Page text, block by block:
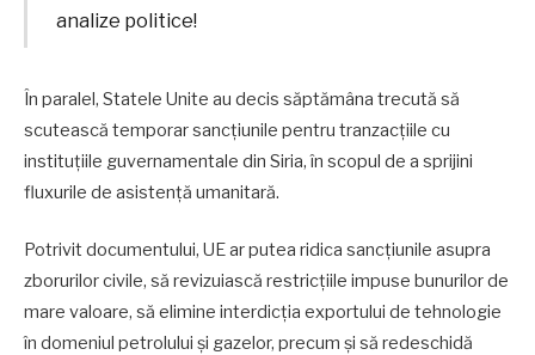
analize politice!
În paralel, Statele Unite au decis săptămâna trecută să
scutească temporar sancţiunile pentru tranzacţiile cu
instituţiile guvernamentale din Siria, în scopul de a sprijini
fluxurile de asistenţă umanitară.
Potrivit documentului, UE ar putea ridica sancţiunile asupra
zborurilor civile, să revizuiască restricţiile impuse bunurilor de
mare valoare, să elimine interdicţia exportului de tehnologie
în domeniul petrolului şi gazelor, precum şi să redeschidă